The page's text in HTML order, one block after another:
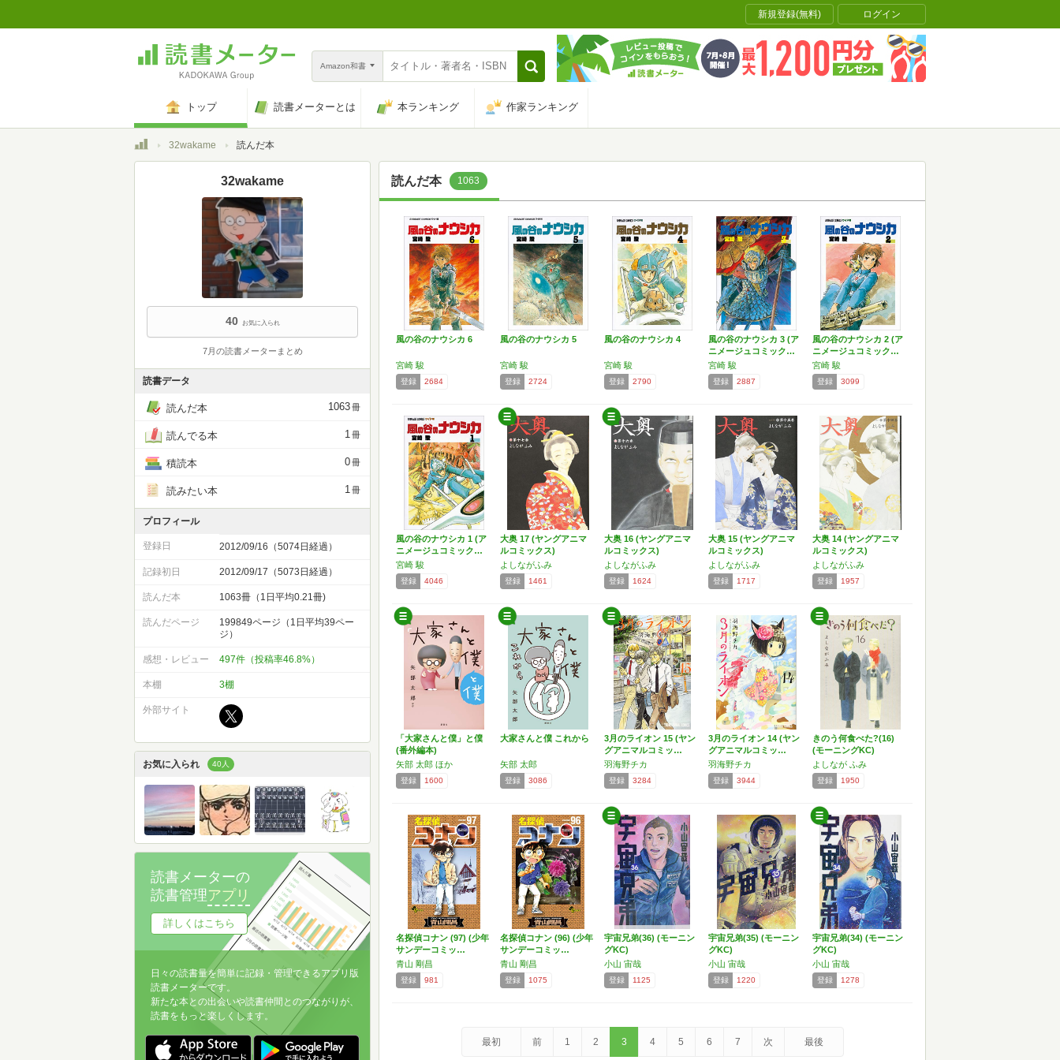
新規登録(無料) ログイン
Amazon和書
トップ 読書メーターとは 本ランキング 作家ランキング
トップ32wakame 読んだ本
読んだ本 1063
風の谷のナウシカ 6
宮崎 駿
登録 2684
風の谷のナウシカ 5
宮崎 駿
登録 2724
風の谷のナウシカ 4
宮崎 駿
登録 2790
風の谷のナウシカ 3 (ア
ニメージュコミック…
宮崎 駿
登録 2887
風の谷のナウシカ 2 (ア
ニメージュコミック…
宮崎 駿
登録 3099
風の谷のナウシカ 1 (ア
ニメージュコミック…
宮崎 駿
登録 4046
大奥 17 (ヤングアニマ
ルコミックス)
よしながふみ
登録 1461
大奥 16 (ヤングアニマ
ルコミックス)
よしながふみ
登録 1624
大奥 15 (ヤングアニマ
ルコミックス)
よしながふみ
登録 1717
大奥 14 (ヤングアニマ
ルコミックス)
よしながふみ
登録 1957
「大家さんと僕」と僕
(番外編本)
矢部 太郎 ほか
登録 1600
大家さんと僕 これから
矢部 太郎
登録 3086
3月のライオン 15 (ヤン
グアニマルコミッ…
羽海野チカ
登録 3284
3月のライオン 14 (ヤン
グアニマルコミッ…
羽海野チカ
登録 3944
きのう何食べた?(16)
(モーニングKC)
よしなが ふみ
登録 1950
名探偵コナン (97) (少年
サンデーコミッ…
青山 剛昌
登録 981
名探偵コナン (96) (少年
サンデーコミッ…
青山 剛昌
登録 1075
宇宙兄弟(36) (モーニン
グKC)
小山 宙哉
登録 1125
宇宙兄弟(35) (モーニン
グKC)
小山 宙哉
登録 1220
宇宙兄弟(34) (モーニン
グKC)
小山 宙哉
登録 1278
最初 前 1 2 3 4 5 6 7 次 最後
32wakame
40 お気に入られ
7月の読書メーターまとめ
読書データ
読んだ本 1063冊
読んでる本 1冊
積読本 0冊
読みたい本 1冊
プロフィール
登録日 2012/09/16（5074日経過）
記録初日 2012/09/17（5073日経過）
読んだ本 1063冊（1日平均0.21冊)
読んだページ
199849ページ（1日平均39ペー
ジ）
感想・レビュー 497件（投稿率46.8%）
本棚 3棚
外部サイト
お気に入られ 40人
読書メーターの
読書管理アプリ
詳しくはこちら
日々の読書量を簡単に記録・管理できるアプリ版
読書メーターです。
新たな本との出会いや読書仲間とのつながりが、
読書をもっと楽しくします。